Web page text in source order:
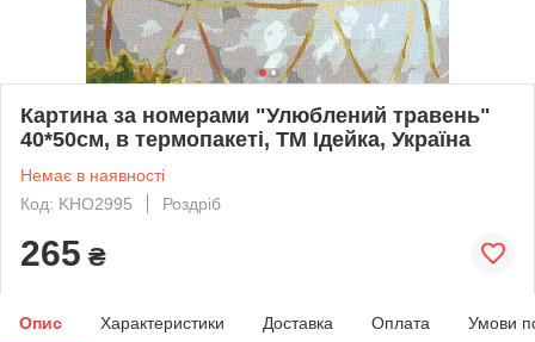
Картина за номерами "Улюблений травень"
40*50см, в термопакеті, ТМ Ідейка, Україна
Немає в наявності
Код: KHO2995
Роздріб
265 ₴
Опис Характеристики Доставка Оплата Умови